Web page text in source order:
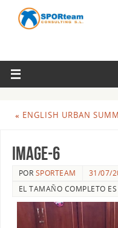
« ENGLISH URBAN
Image-6
POR SPORTEAM
31/07/
EL TAMAÑO COMPLETO ES